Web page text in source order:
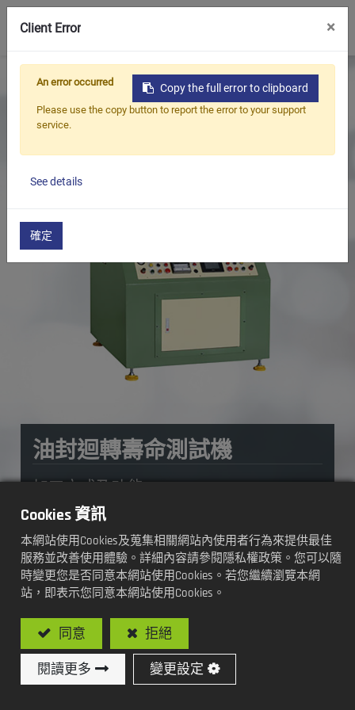
首頁 產品 油封檢測機 油封迴轉壽命測試機
油封迴轉壽命測試機
加工方式及功能:
雙軸
加入詢價車
Cookies 資訊
本網站使用Cookies及蒐集相關網站內使用者行為來提供最佳
服務並改善使用體驗。詳細內容請參閱隱私權政策。您可以隨
時變更您是否同意本網站使用Cookies。若您繼續瀏覽本網
站，即表示您同意本網站使用Cookies。
同意 拒絕
閱讀更多 變更設定
Client Error ×
Copy the full error to clipboard
An error occurred
Please use the copy button to report the error to your support
service.
See details
確定